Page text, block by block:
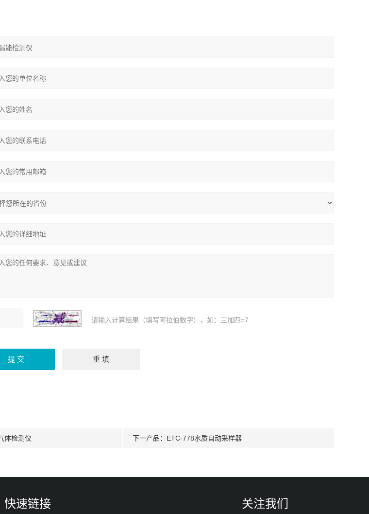
请输入计算结果（填写阿拉伯数字），如：三加四=7
体检测仪 下一产品： ETC-778水质自动采样器
快速链接 关注我们